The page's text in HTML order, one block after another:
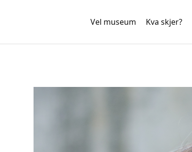
Vel museum Kva skjer?